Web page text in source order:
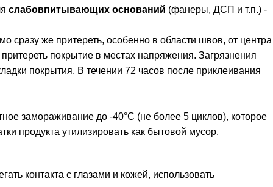
слабовпитывающих оснований (фанеры, ДСП и т.п.) -
сразу же притереть, особенно в области швов, от центра
покрытие в местах напряжения. Загрязнения
покрытия. В течении 72 часов после приклеивания
замораживание до -40°С (не более 5 циклов), которое
продукта утилизировать как бытовой мусор.
контакта с глазами и кожей, использовать